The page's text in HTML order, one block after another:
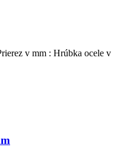
v mm : Hrúbka ocele v